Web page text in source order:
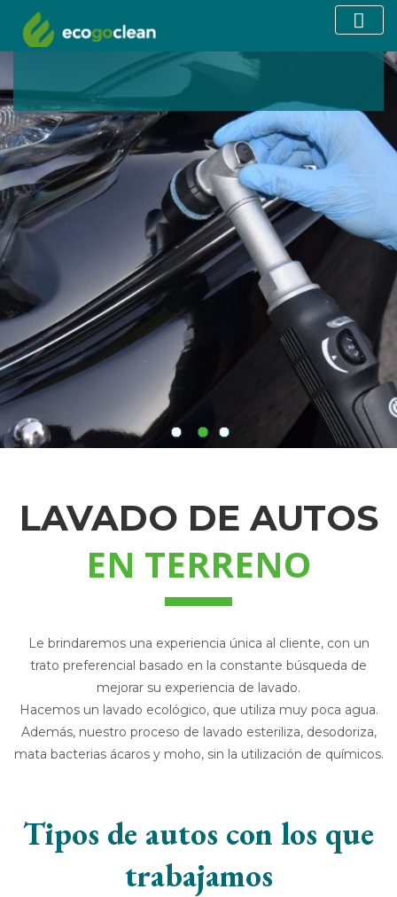
Nosotros nos encargamos del
tu auto
Te brindamos una experiencia de
vehículos única en el mercado,
caracteriza por su responsabilidad
ambiente, utilizando productos y
ecológicas.
LAVADO DE AUTOS
EN TERRENO
Le brindaremos una experiencia única al cliente, con un
trato preferencial basado en la constante búsqueda de
mejorar su experiencia de lavado.
Hacemos un lavado ecológico, que utiliza muy poca agua.
Además, nuestro proceso de lavado esteriliza, desodoriza,
mata bacterias ácaros y moho, sin la utilización de químicos.
Tipos de autos con los que
trabajamos